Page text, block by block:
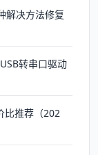
解决方法修复
转串口驱动
比推荐（202